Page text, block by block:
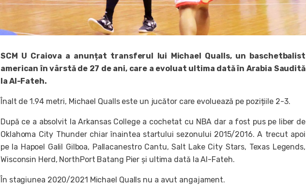
SCM U Craiova a anunțat transferul lui Michael Qualls, un baschetbalist
american în vârstă de 27 de ani, care a evoluat ultima dată în Arabia Saudită
la Al-Fateh.
Înalt de 1.94 metri, Michael Qualls este un jucător care evoluează pe pozițiile 2-3.
După ce a absolvit la Arkansas College a cochetat cu NBA dar a fost pus pe liber de
Oklahoma City Thunder chiar înaintea startului sezonului 2015/2016. A trecut apoi
pe la Hapoel Galil Gilboa, Pallacanestro Cantu, Salt Lake City Stars, Texas Legends,
Wisconsin Herd, NorthPort Batang Pier și ultima dată la Al-Fateh.
În stagiunea 2020/2021 Michael Qualls nu a avut angajament.